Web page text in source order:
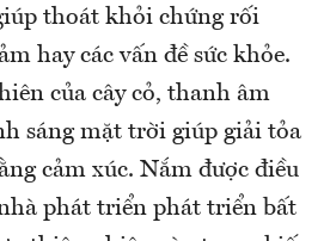
thoát khỏi chứng rối
hay các vấn đề sức khỏe.
của cây cỏ, thanh âm
sáng mặt trời giúp giải tỏa
cảm xúc. Nắm được điều
phát triển phát triển bất